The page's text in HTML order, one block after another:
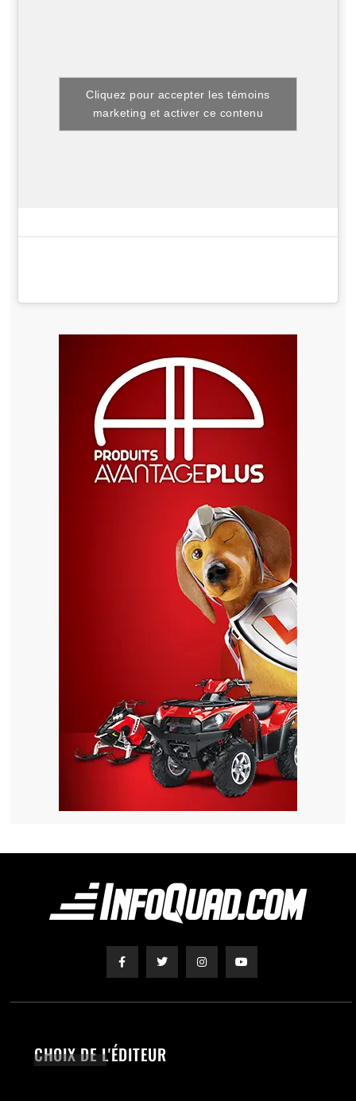
Cliquez pour accepter les témoins
marketing et activer ce contenu
CHOIX DE L'ÉDITEUR